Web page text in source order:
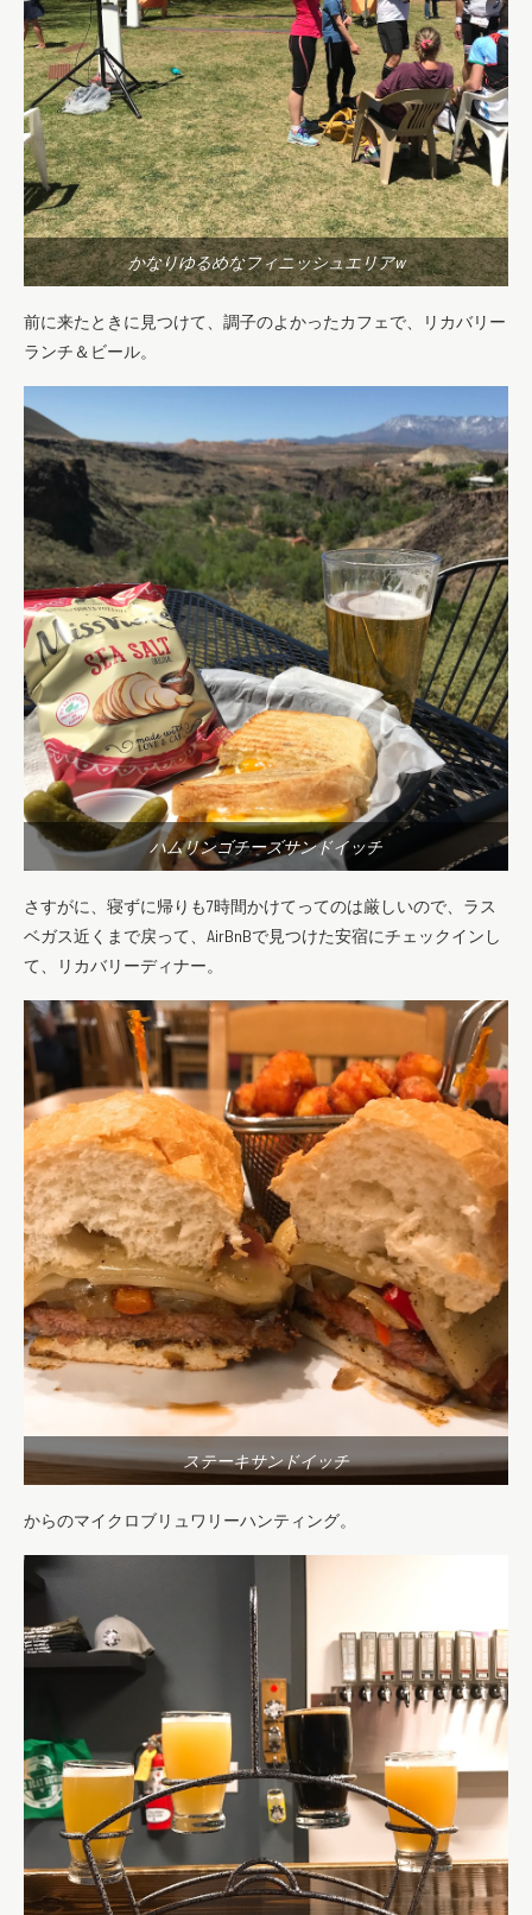
かなりゆるめなフィニッシュエリアw
前に来たときに見つけて、調子のよかったカフェで、リカバリー
ランチ＆ビール。
ハムリンゴチーズサンドイッチ
さすがに、寝ずに帰りも7時間かけてってのは厳しいので、ラス
ベガス近くまで戻って、AirBnBで見つけた安宿にチェックインし
て、リカバリーディナー。
ステーキサンドイッチ
からのマイクロブリュワリーハンティング。